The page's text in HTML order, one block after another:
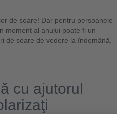
de soare! Dar pentru persoanele
moment al anului poate fi un
de soare de vedere la îndemână.
cu ajutorul